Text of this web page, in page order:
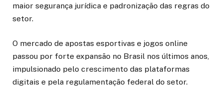
maior segurança jurídica e padronização das regras do
setor.
O mercado de apostas esportivas e jogos online
passou por forte expansão no Brasil nos últimos anos,
impulsionado pelo crescimento das plataformas
digitais e pela regulamentação federal do setor.